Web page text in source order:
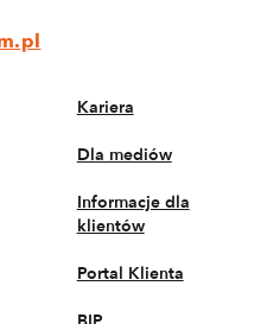
Kariera
Dla mediów
Informacje dla
klientów
Portal Klienta